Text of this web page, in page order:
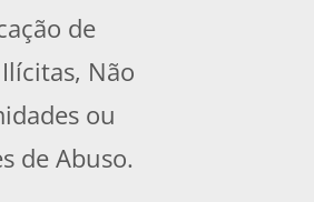
de
Não
ou
de Abuso.